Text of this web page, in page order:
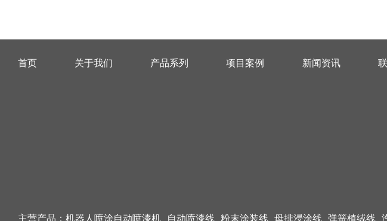
首页 关于我们 产品系列 项目案例 新闻资讯
主营产品： 机器人喷涂自动喷漆机 自动喷漆线 粉末涂装线 母排浸涂线 弹簧植绒线